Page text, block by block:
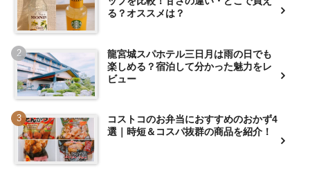
る？オススメは？
龍宮城スパホテル三日月は雨の日でも
楽しめる？宿泊して分かった魅力をレ
ビュー
コストコのお弁当におすすめのおかず4
選｜時短＆コスパ抜群の商品を紹介！